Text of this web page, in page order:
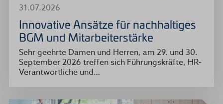
31.07.2026
Innovative Ansätze für nachhaltiges
BGM und Mitarbeiterstärke
Sehr geehrte Damen und Herren, am 29. und 30.
September 2026 treffen sich Führungskräfte, HR-
Verantwortliche und…